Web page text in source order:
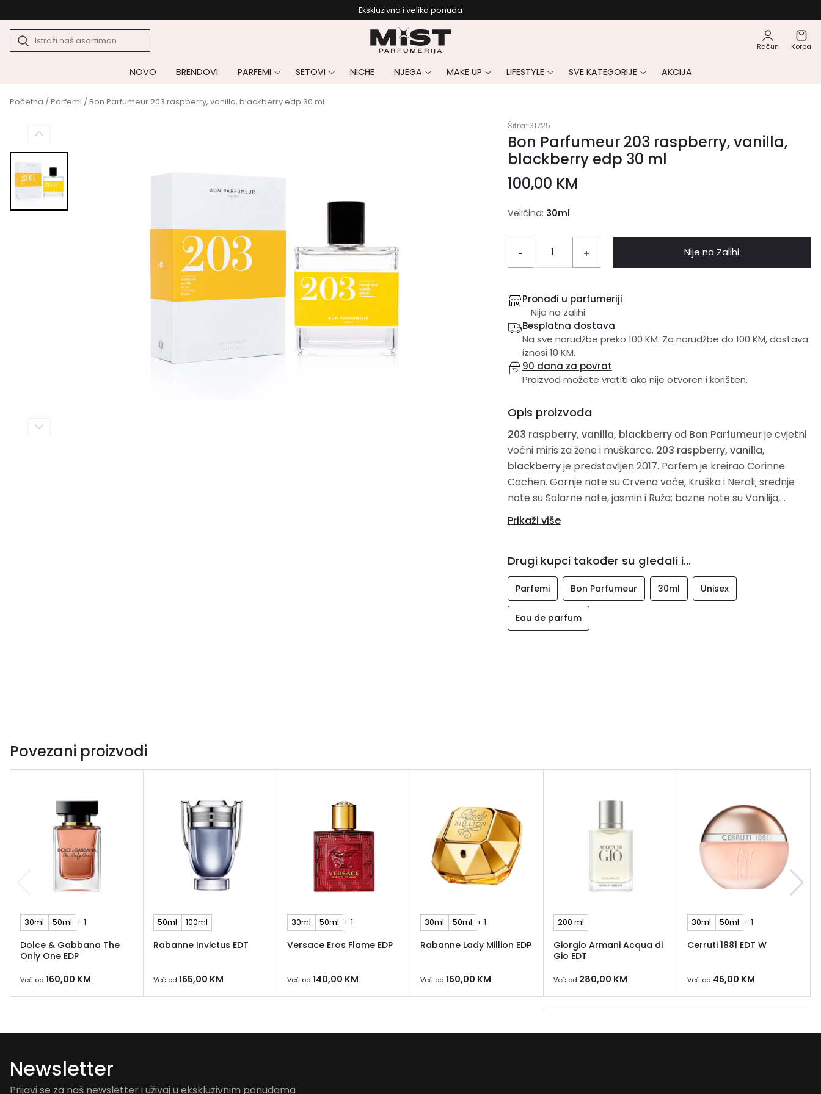
Ekskluzivna i velika ponuda
Račun Korpa
NOVO BRENDOVI PARFEMI SETOVI NICHE NJEGA MAKE UP LIFESTYLE SVE KATEGORIJE AKCIJA
Početna /Parfemi / Bon Parfumeur 203 raspberry, vanilla, blackberry edp 30 ml
Šifra: 31725
Bon Parfumeur 203 raspberry, vanilla,
blackberry edp 30 ml
100,00 KM
Veličina: 30ml
- + Nije na Zalihi
Pronađi u parfumeriji
Nije na zalihi
Besplatna dostava
Na sve narudžbe preko 100 KM. Za narudžbe do 100 KM, dostava
iznosi 10 KM.
90 dana za povrat
Proizvod možete vratiti ako nije otvoren i korišten.
Opis proizvoda
203 raspberry, vanilla, blackberryod Bon Parfumeurje cvjetni
voćni miris za žene i muškarce. 203 raspberry, vanilla,
blackberryje predstavljen 2017. Parfem je kreirao Corinne
Cachen. Gornje note su Crveno voće, Kruška i Neroli; srednje
note su Solarne note, jasmin i Ruža; bazne note su Vanilija,
Ambergris, mošus i Bijelo drveće.
Prikaži više
Drugi kupci također su gledali i...
Parfemi Bon Parfumeur 30ml Unisex
Eau de parfum
Povezani proizvodi
30ml 50ml + 1
Dolce & Gabbana The
Only One EDP
Već od 160,00 KM
50ml 100ml
Rabanne Invictus EDT
Već od 165,00 KM
30ml 50ml + 1
Versace Eros Flame EDP
Već od 140,00 KM
30ml 50ml + 1
Rabanne Lady Million EDP
Već od 150,00 KM
200 ml
Giorgio Armani Acqua di
Gio EDT
Već od 280,00 KM
30ml 50ml + 1
Cerruti 1881 EDT W
Već od 45,00 KM
Newsletter
Prijavi se za naš newsletter i uživaj u ekskluzivnim ponudama